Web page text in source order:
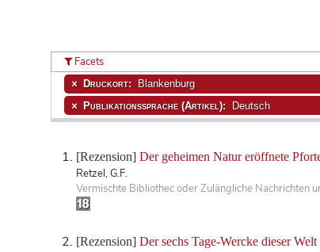
[Rezension] Der geheimen Natur eröffnete
Retzel, G.F.
Vermischte Bibliothec oder Zulängliche Nachrichten
[Rezension] Der sechs Tage-Wercke dieser
Facets
Druckort: Blankenburg
Publikationssprache (Artikel): Deutsch